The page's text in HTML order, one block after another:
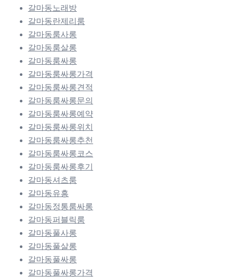
갈마동노래방
갈마동란제리룸
갈마동룸사롱
갈마동룸살롱
갈마동룸싸롱
갈마동룸싸롱가격
갈마동룸싸롱견적
갈마동룸싸롱문의
갈마동룸싸롱예약
갈마동룸싸롱위치
갈마동룸싸롱추천
갈마동룸싸롱코스
갈마동룸싸롱후기
갈마동셔츠룸
갈마동유흥
갈마동정통룸싸롱
갈마동퍼블릭룸
갈마동풀사롱
갈마동풀살롱
갈마동풀싸롱
갈마동풀싸롱가격